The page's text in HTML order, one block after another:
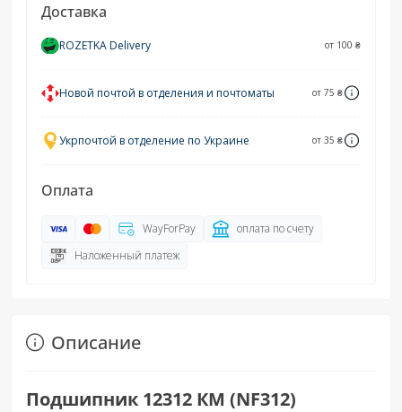
Доставка
ROZETKA Delivery от 100 ₴
Новой почтой в отделения и почтоматы от 75 ₴
Укрпочтой в отделение по Украине от 35 ₴
Оплата
WayForPay
оплата по счету
Наложенный платеж
Описание
Подшипник 12312 КМ (NF312)